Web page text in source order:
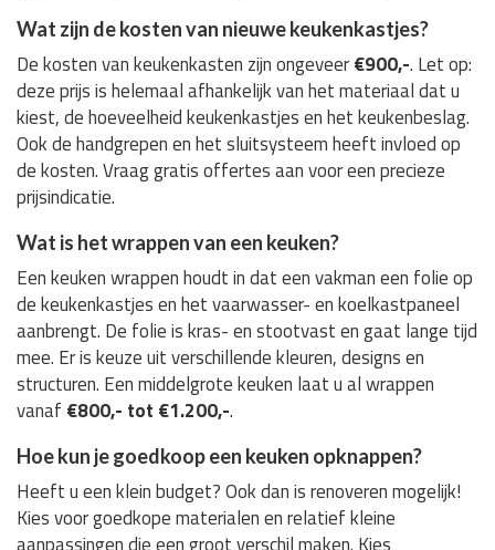
Wat zijn de kosten van nieuwe keukenkastjes?
De kosten van keukenkasten zijn ongeveer€900,-. Let op:
deze prijs is helemaal afhankelijk van het materiaal dat u
kiest, de hoeveelheid keukenkastjes en het keukenbeslag.
Ook de handgrepen en het sluitsysteem heeft invloed op
de kosten. Vraag gratis offertes aan voor een precieze
prijsindicatie.
Wat is het wrappen van een keuken?
Een keuken wrappen houdt in dat een vakman een folie op
de keukenkastjes en het vaarwasser- en koelkastpaneel
aanbrengt. De folie is kras- en stootvast en gaat lange tijd
mee. Er is keuze uit verschillende kleuren, designs en
structuren. Een middelgrote keuken laat u al wrappen
vanaf €800,- tot €1.200,-.
Hoe kun je goedkoop een keuken opknappen?
Heeft u een klein budget? Ook dan is renoveren mogelijk!
Kies voor goedkope materialen en relatief kleine